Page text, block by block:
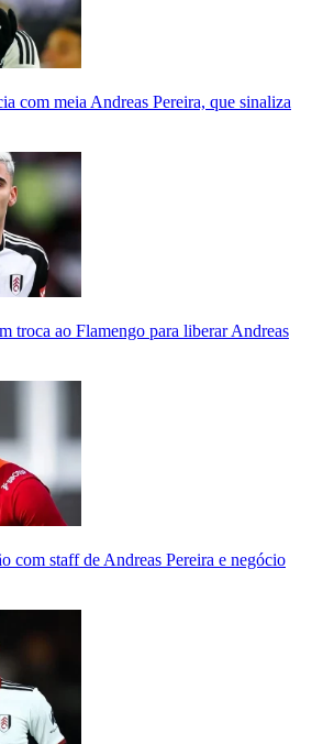
com meia Andreas Pereira, que sinaliza
troca ao Flamengo para liberar Andreas
com staff de Andreas Pereira e negócio